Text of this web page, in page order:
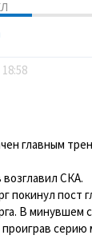
главным
СКА.
покинул пост
В минувшем
серию